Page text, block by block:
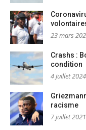
23 mars
Crashs :
condition
4 juillet 2024
racisme
7 juillet 2021